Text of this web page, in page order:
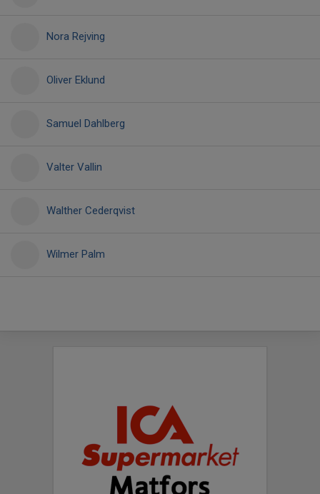
Nora Rejving
Oliver Eklund
Samuel Dahlberg
Valter Vallin
Walther Cederqvist
Wilmer Palm